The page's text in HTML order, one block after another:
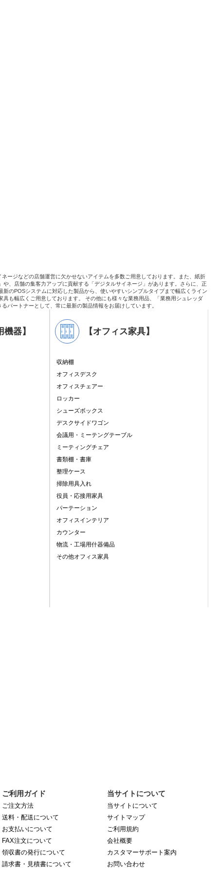
ージなどの店舗運営に欠かせないアイテムを多数ご用意しております。また、紙折
、店舗の集客力アップに貢献する「デジタルサイネージ」があります。さらに、正
のPOSシステムに対応した製品から、使いやすいシンプルタイプまで幅広くライン
も幅広くご用意しております。 その他にも様々な業務用品、「業務用シュレッダ
パートナーとして、常に最新の製品情報をお届けしています。
器】 【オフィス家具】
収納棚
オフィスデスク
オフィスチェアー
ロッカー
シューズボックス
デスクサイドワゴン
会議用・ミーテングテーブル
ミーティングチェア
書類棚・書庫
整理ケース
掃除用具入れ
役員・応接用家具
パーテーション
オフィスインテリア
カウンター
物流・工場用什器備品
その他オフィス家具
ご利用ガイド
ご注文方法
送料・配送について
お支払いについて
FAX注文について
領収書の発行について
請求書・見積書について
当サイトについて
当サイトについて
サイトマップ
ご利用規約
会社概要
カスタマーサポート案内
お問い合わせ